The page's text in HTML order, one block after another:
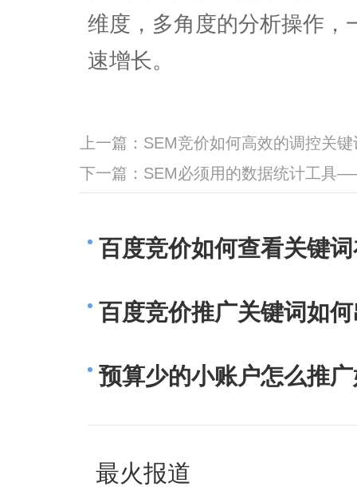
维度，多角度的分析操作，
速增长。
上一篇： SEM竞价如何高效的调控关
下一篇： SEM必须用的数据统计工具
百度竞价如何查看关键
百度竞价推广关键词如
预算少的小账户怎么推
最火报道